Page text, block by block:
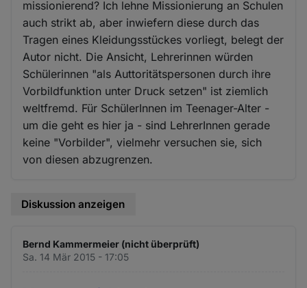
missionierend? Ich lehne Missionierung an Schulen
auch strikt ab, aber inwiefern diese durch das
Tragen eines Kleidungsstückes vorliegt, belegt der
Autor nicht. Die Ansicht, Lehrerinnen würden
Schülerinnen "als Auttoritätspersonen durch ihre
Vorbildfunktion unter Druck setzen" ist ziemlich
weltfremd. Für SchülerInnen im Teenager-Alter -
um die geht es hier ja - sind LehrerInnen gerade
keine "Vorbilder", vielmehr versuchen sie, sich
von diesen abzugrenzen.
Diskussion anzeigen
Bernd Kammermeier (nicht überprüft)
Sa. 14 Mär 2015 - 17:05